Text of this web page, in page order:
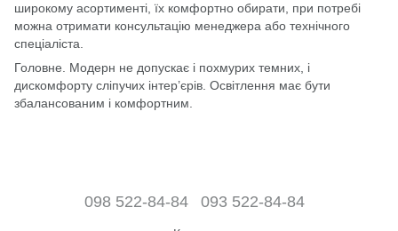
широкому асортименті, їх комфортно обирати, при потребі
можна отримати консультацію менеджера або технічного
спеціаліста.
Головне. Модерн не допускає і похмурих темних, і
дискомфорту сліпучих інтер’єрів. Освітлення має бути
збалансованим і комфортним.
098 522-84-84 093 522-84-84